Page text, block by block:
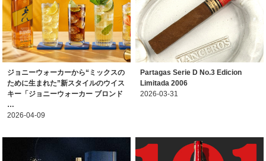
ジョニーウォーカーから“ミックスの
ために生まれた”新スタイルのウイス
キー「ジョニーウォーカー ブロンド
…
2026-04-09
Partagas Serie D No.3 Edicion
Limitada 2006
2026-03-31